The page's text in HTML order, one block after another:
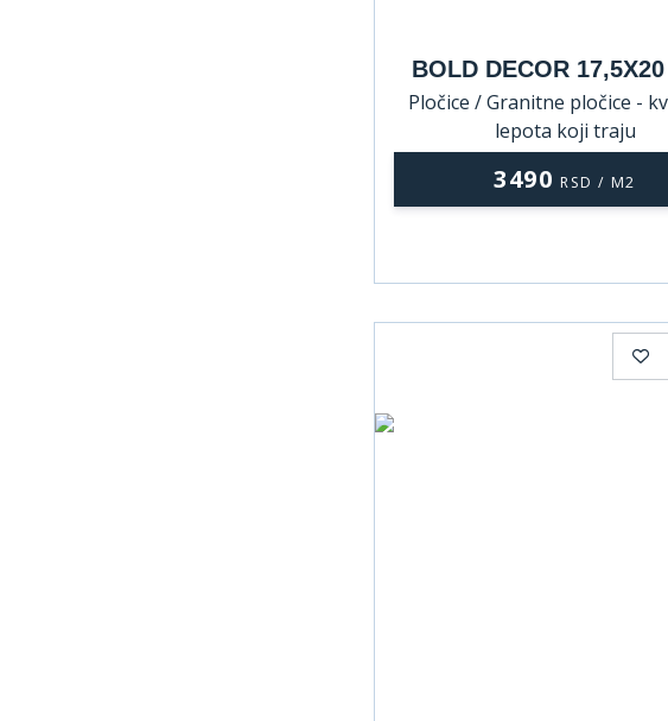
BOLD DECOR
Pločice / Granitne pločice -
lepota koji traju
3490 RSD / M2